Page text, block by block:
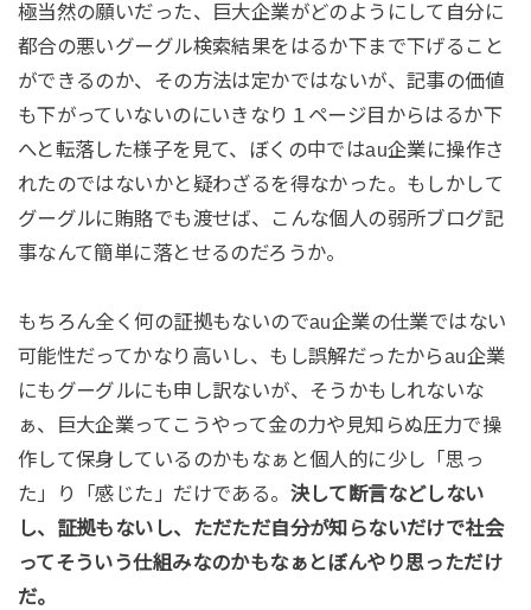
極当然の願いだった、巨大企業がどのようにして自分に
都合の悪いグーグル検索結果をはるか下まで下げること
ができるのか、その方法は定かではないが、記事の価値
も下がっていないのにいきなり１ページ目からはるか下
へと転落した様子を見て、ぼくの中ではau企業に操作さ
れたのではないかと疑わざるを得なかった。もしかして
グーグルに賄賂でも渡せば、こんな個人の弱所ブログ記
事なんて簡単に落とせるのだろうか。
もちろん全く何の証拠もないのでau企業の仕業ではない
可能性だってかなり高いし、もし誤解だったからau企業
にもグーグルにも申し訳ないが、そうかもしれないな
ぁ、巨大企業ってこうやって金の力や見知らぬ圧力で操
作して保身しているのかもなぁと個人的に少し「思っ
た」り「感じた」だけである。 決して断言などしない
し、証拠もないし、ただただ自分が知らないだけで社会
ってそういう仕組みなのかもなぁとぼんやり思っただけ
だ。